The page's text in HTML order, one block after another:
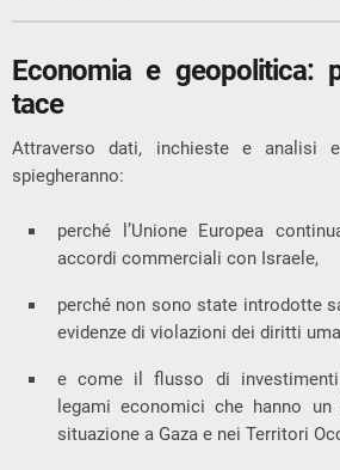
Economia e geopolitica:
tace
Attraverso dati, inchieste e analisi
spiegheranno:
perché l’Unione Europea
accordi commerciali con Israele,
perché non sono state introdotte
evidenze di violazioni dei diritti
e come il flusso di
legami economici che hanno
situazione a Gaza e nei Territori